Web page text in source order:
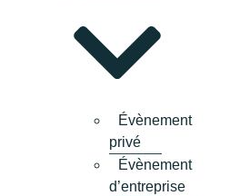
Évènement
privé
Évènement
d’entreprise